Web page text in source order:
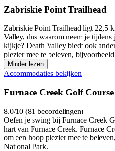
Zabriskie Point Trailhead
Zabriskie Point Trailhead ligt 22,5
Valley, dus waarom neem je tijdens
kijkje? Death Valley biedt ook
plezier mee te beleven,
Minder lezen
Accommodaties bekijken
Furnace Creek Golf Course
8.0/10 (81 beoordelingen)
Oefen je swing bij Furnace Creek
hart van Furnace Creek. Furnace
om een hoop plezier mee te
National Park.